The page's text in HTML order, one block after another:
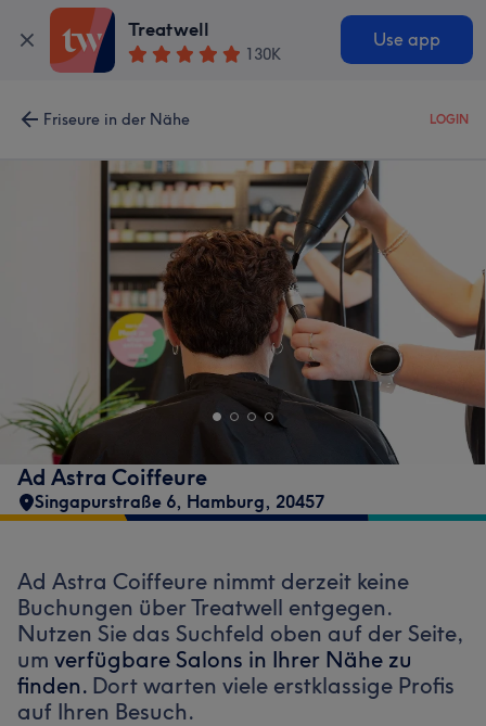
Treatwell
130K
Use app
Friseure in der Nähe LOGIN
Ad Astra Coiffeure
Singapurstraße 6, Hamburg, 20457
Ad Astra Coiffeure nimmt derzeit keine
Buchungen über Treatwell entgegen.
Nutzen Sie das Suchfeld oben auf der Seite,
um verfügbare Salons in Ihrer Nähe zu
finden. Dort warten viele erstklassige Profis
auf Ihren Besuch.